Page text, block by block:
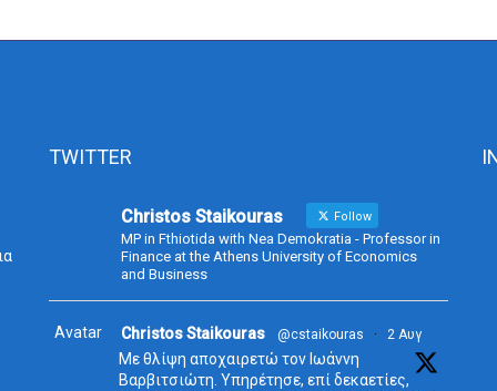
TWITTER
Christos Staikouras Follow
MP in Fthiotida with Nea Demokratia - Professor in
Finance at the Athens University of Economics
and Business
Avatar Christos Staikouras @cstaikouras · 2 Αυγ
Με θλίψη αποχαιρετώ τον Ιωάννη
Βαρβιτσιώτη. Υπηρέτησε, επί δεκαετίες,